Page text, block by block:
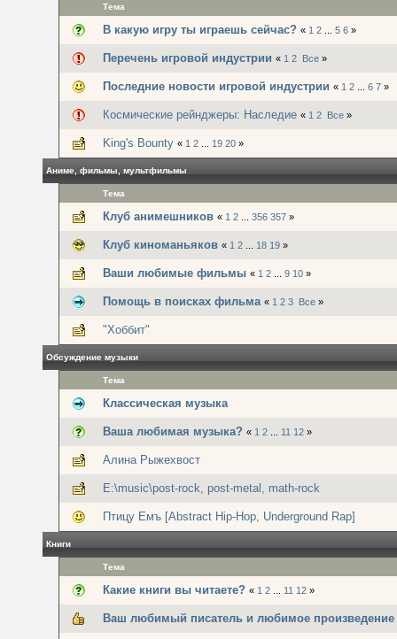
Тема
В какую игру ты играешь сейчас? « 1 2 5 6 »
Перечень игровой индустрии « 1 2 Все »
Последние новости игровой индустрии « 1 2 6 7 »
Космические рейнджеры: Наследие « 1 2 Все »
King's Bounty « 1 2 19 20 »
Аниме, фильмы, мультфильмы
Тема
Клуб анимешников « 1 2 356 357 »
Клуб киноманьяков « 1 2 18 19 »
Ваши любимые фильмы « 1 2 9 10 »
Помощь в поисках фильма « 1 2 3 Все »
"Хоббит"
Обсуждение музыки
Тема
Классическая музыка
Ваша любимая музыка? « 1 2 11 12 »
Алина Рыжехвост
E:\music\post-rock, post-metal, math-rock
Птицу Емъ [Abstract Hip-Hop, Underground Rap]
Книги
Тема
Какие книги вы читаете? « 1 2 11 12 »
Ваш любимый писатель и любимое произведение